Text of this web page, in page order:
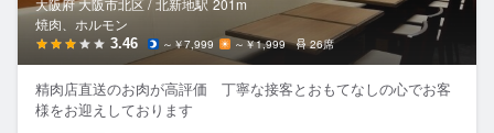
焼肉、ホルモン
3.46 ～￥7,999 ～￥1,999 26席
精肉店直送のお肉が高評価 丁寧な接客とおもてなしの心でお客
様をお迎えしております